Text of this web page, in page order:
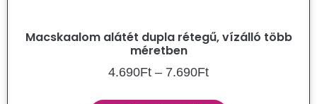
Macskaalom alátét dupla rétegű, vízálló több
méretben
4.690Ft – 7.690Ft